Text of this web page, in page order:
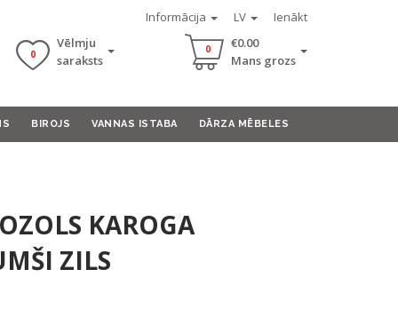
Informācija LV Ienākt
0
Vēlmju
saraksts
0
€0.00
Mans grozs
BIROJS VANNAS ISTABA DĀRZA MĒBELES
KAROGA
ZILS